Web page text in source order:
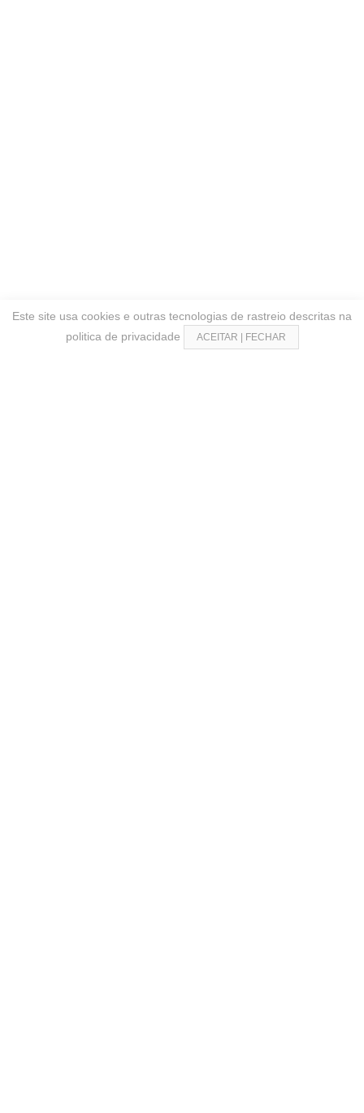
Este site usa cookies e outras tecnologias de rastreio descritas na
politica de privacidade
ACEITAR | FECHAR